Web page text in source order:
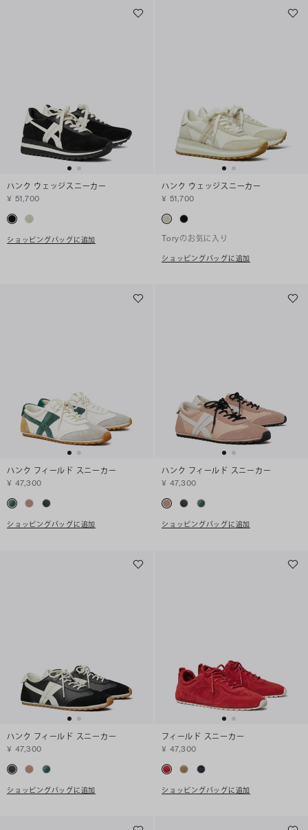
ハンク ウェッジスニーカー
¥ 51,700
ショッピングバッグに追加
ハンク ウェッジスニーカー
¥ 51,700
Toryのお気に入り
ショッピングバッグに追加
ハンク フィールド スニーカー
¥ 47,300
ショッピングバッグに追加
ハンク フィールド スニーカー
¥ 47,300
ショッピングバッグに追加
ハンク フィールド スニーカー
¥ 47,300
ショッピングバッグに追加
フィールド スニーカー
¥ 47,300
ショッピングバッグに追加